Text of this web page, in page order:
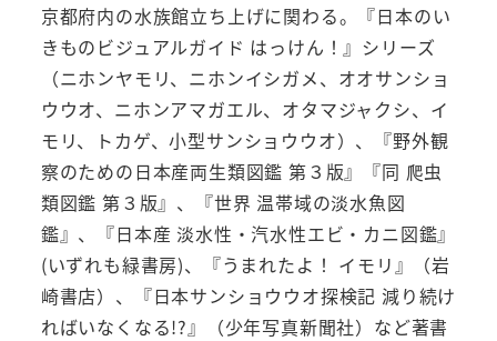
京都府内の水族館立ち上げに関わる。『日本のい
きものビジュアルガイド はっけん！』シリーズ
（ニホンヤモリ、ニホンイシガメ、オオサンショ
ウウオ、ニホンアマガエル、オタマジャクシ、イ
モリ、トカゲ、小型サンショウウオ）、『野外観
察のための日本産両生類図鑑 第３版』『同 爬虫
類図鑑 第３版』、『世界 温帯域の淡水魚図
鑑』、『日本産 淡水性・汽水性エビ・カニ図鑑』
(いずれも緑書房)、『うまれたよ！ イモリ』（岩
崎書店）、『日本サンショウウオ探検記 減り続け
ればいなくなる!?』（少年写真新聞社）など著書